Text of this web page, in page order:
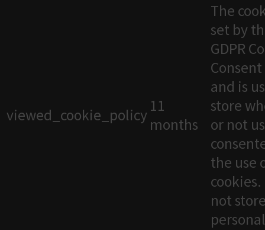
viewed_cookie_policy 11
months
The
set by
GDPR
and is
store
or not
the use
not